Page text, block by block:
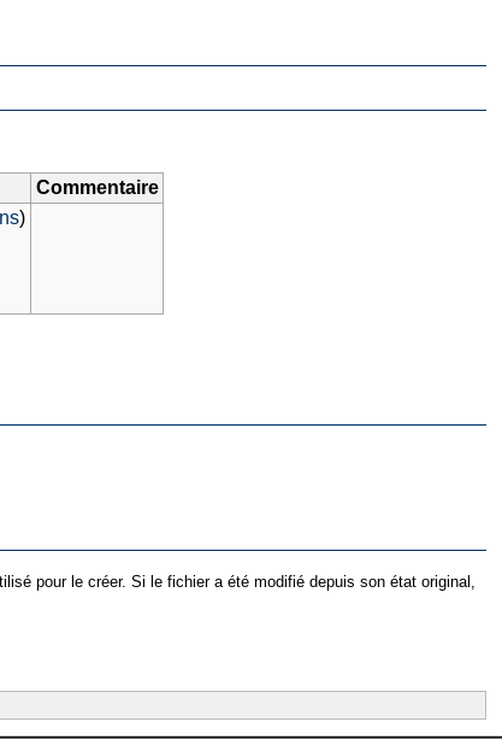
Commentaire
)
pour le créer. Si le fichier a été modifié depuis son état original,